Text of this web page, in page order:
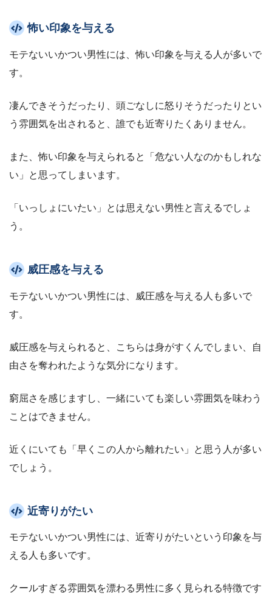
怖い印象を与える
モテないいかつい男性には、怖い印象を与える人が多いで
す。
凄んできそうだったり、頭ごなしに怒りそうだったりとい
う雰囲気を出されると、誰でも近寄りたくありません。
また、怖い印象を与えられると「危ない人なのかもしれな
い」と思ってしまいます。
「いっしょにいたい」とは思えない男性と言えるでしょ
う。
威圧感を与える
モテないいかつい男性には、威圧感を与える人も多いで
す。
威圧感を与えられると、こちらは身がすくんでしまい、自
由さを奪われたような気分になります。
窮屈さを感じますし、一緒にいても楽しい雰囲気を味わう
ことはできません。
近くにいても「早くこの人から離れたい」と思う人が多い
でしょう。
近寄りがたい
モテないいかつい男性には、近寄りがたいという印象を与
える人も多いです。
クールすぎる雰囲気を漂わる男性に多く見られる特徴です